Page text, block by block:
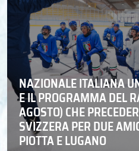
NAZIONALE ITALIANA
E IL PROGRAMMA DEL
AGOSTO) CHE
SVIZZERA PER DUE
PIOTTA E LUGANO